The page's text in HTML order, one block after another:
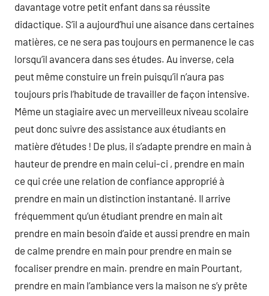
davantage votre petit enfant dans sa réussite
didactique. S’il a aujourd’hui une aisance dans certaines
matières, ce ne sera pas toujours en permanence le cas
lorsqu’il avancera dans ses études. Au inverse, cela
peut même constuire un frein puisqu’il n’aura pas
toujours pris l’habitude de travailler de façon intensive.
Même un stagiaire avec un merveilleux niveau scolaire
peut donc suivre des assistance aux étudiants en
matière d’études ! De plus, il s’adapte prendre en main à
hauteur de prendre en main celui-ci , prendre en main
ce qui crée une relation de confiance approprié à
prendre en main un distinction instantané. Il arrive
fréquemment qu’un étudiant prendre en main ait
prendre en main besoin d’aide et aussi prendre en main
de calme prendre en main pour prendre en main se
focaliser prendre en main. prendre en main Pourtant,
prendre en main l’ambiance vers la maison ne s’y prête